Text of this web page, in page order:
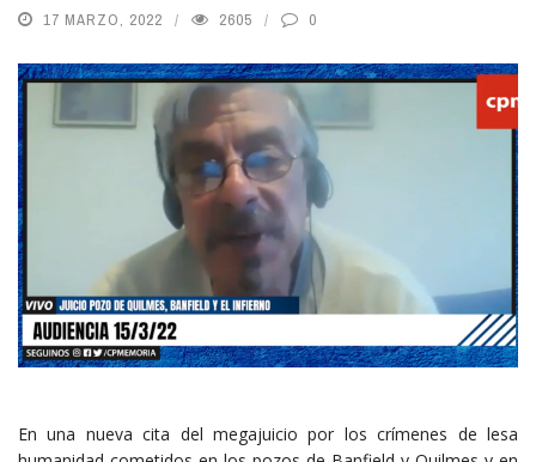
17 MARZO, 2022 2605 0
En una nueva cita del megajuicio por los crímenes de lesa